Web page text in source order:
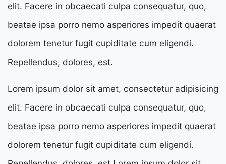
elit. Facere in obcaecati culpa consequatur, quo,
beatae ipsa porro nemo asperiores impedit quaerat
dolorem tenetur fugit cupiditate cum eligendi.
Repellendus, dolores, est.
Lorem ipsum dolor sit amet, consectetur adipisicing
elit. Facere in obcaecati culpa consequatur, quo,
beatae ipsa porro nemo asperiores impedit quaerat
dolorem tenetur fugit cupiditate cum eligendi.